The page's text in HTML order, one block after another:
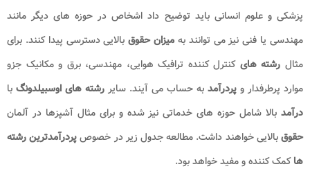
پزشکی و علوم انسانی باید توضیح داد اشخاص در حوزه های دیگر مانند
مهندسی یا فنی نیز می توانند به میزان حقوقبالایی دسترسی پیدا کنند. برای
مثال رشته های کنترل کننده ترافیک هوایی، مهندسی، برق و مکانیک جزو
موارد پرطرفدار و پردرآمد به حساب می آیند. سایر رشته های اوسبیلدونگ با
درآمد بالا شامل حوزه های خدماتی نیز شده و برای مثال آشپزها در آلمان
حقوقبالایی خواهند داشت. مطالعه جدول زیر در خصوصپردرآمدترین رشته
هاکمک کننده و مفید خواهد بود.